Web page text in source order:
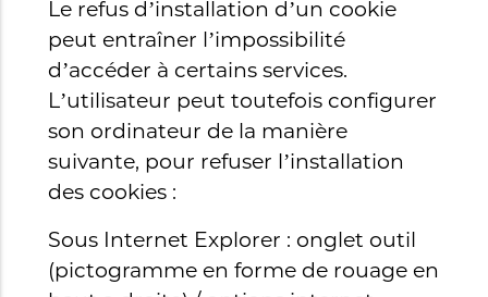
Le refus d’installation d’un cookie
peut entraîner l’impossibilité
d’accéder à certains services.
L’utilisateur peut toutefois configurer
son ordinateur de la manière
suivante, pour refuser l’installation
des cookies :
Sous Internet Explorer : onglet outil
(pictogramme en forme de rouage en